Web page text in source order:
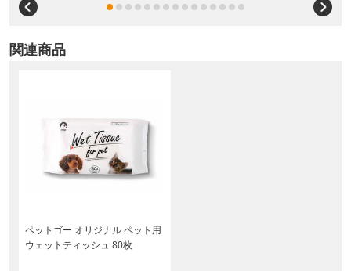
関連商品
ペットゴー オリジナル ペット用
ウェットティッシュ 80枚